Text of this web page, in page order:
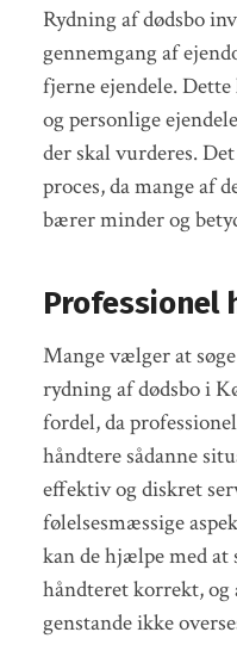
Rydning af dødsbo
gennemgang af
fjerne ejendele.
og personlige
der skal vurderes.
proces, da mange af
bærer minder og
Mange vælger at
rydning af dødsbo i
fordel, da
håndtere sådanne
effektiv og diskret
følelsesmæssige
kan de hjælpe med at
håndteret korrekt,
genstande ikke